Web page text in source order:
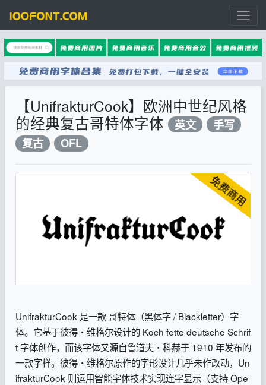
【UnifrakturCook】欧洲中世纪风格
的经典复古哥特体字体
英文
手写
复古
OFL
UnifrakturCook 是一款 哥特体（黑体字 / Blackletter）字
体。它基于彼得・维格尔设计的 Koch fette deutsche Schrif
t 字体创作，而该字体又源自鲁道夫・科赫于 1910 年发布的
一款字样。彼得・维格尔原作的字形设计几乎未作改动，Un
ifrakturCook 则运用智能字体技术实现连字显示（支持 Ope